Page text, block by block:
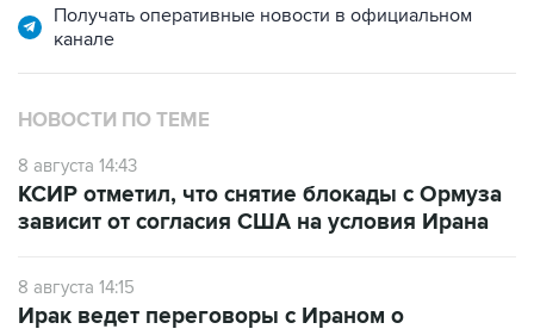
НОВОСТИ ПО ТЕМЕ
8 августа 14:43
зависит от согласия США на условия Ирана
перевозке нефти через Ормузский пролив